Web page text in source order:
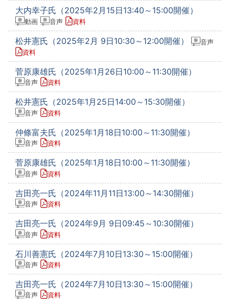
大内幸子氏（2025年2月15日13:40～15:00開催）
動画 音声 資料
松井憲氏（2025年2月 9日10:30～12:00開催）
音声
資料
菅原康雄氏（2025年1月26日10:00～11:30開催）
音声 資料
松井憲氏（2025年1月25日14:00～15:30開催）
音声 資料
仲條富夫氏（2025年1月18日10:00～11:30開催）
音声 資料
菅原康雄氏（2025年1月18日10:00～11:30開催）
音声 資料
吉田亮一氏（2024年11月11日13:00～14:30開催）
音声 資料
吉田亮一氏（2024年9月 9日09:45～10:30開催）
音声 資料
石川善憲氏（2024年7月10日13:30～15:00開催）
音声 資料
吉田亮一氏（2024年7月10日13:30～15:00開催）
音声 資料